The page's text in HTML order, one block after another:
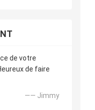
de votre
de faire
—— Jimmy